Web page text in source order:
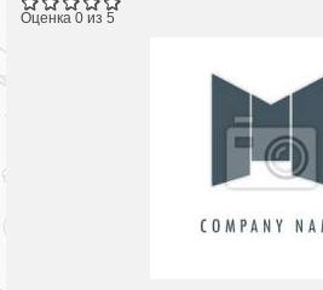
Оценка 0 из 5